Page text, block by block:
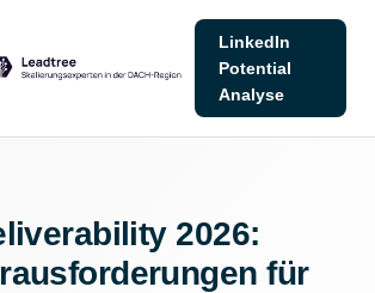
LinkedIn
Potential
Analyse
2026:
für